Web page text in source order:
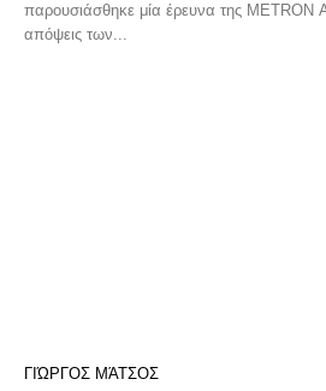
παρουσιάσθηκε μία έρευνα της METRON
απόψεις των...
ΓΙΏΡΓΟΣ ΜΆΤΣΟΣ